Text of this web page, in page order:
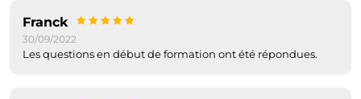
Franck
30/09/2022
Les questions en début de formation ont été répondues.